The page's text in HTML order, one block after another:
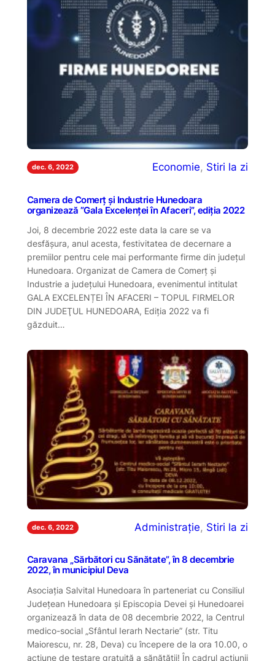
dec. 6, 2022 Economie, Stiri la zi
Camera de Comerț și Industrie Hunedoara
organizează ”Gala Excelenței în Afaceri”, ediția 2022
Joi, 8 decembrie 2022 este data la care se va
desfășura, anul acesta, festivitatea de decernare a
premiilor pentru cele mai performante firme din județul
Hunedoara. Organizat de Camera de Comerț și
Industrie a județului Hunedoara, evenimentul intitulat
GALA EXCELENȚEI ÎN AFACERI – TOPUL FIRMELOR
DIN JUDEŢUL HUNEDOARA, Ediția 2022 va fi
găzduit…
dec. 6, 2022 Administrație, Stiri la zi
Caravana „Sărbători cu Sănătate”, în 8 decembrie
2022, în municipiul Deva
Asociația Salvital Hunedoara în parteneriat cu Consiliul
Județean Hunedoara și Episcopia Devei și Hunedoarei
organizează în data de 08 decembrie 2022, la Centrul
medico-social „Sfântul Ierarh Nectarie” (str. Titu
Maiorescu, nr. 28, Deva) cu începere de la ora 10.00, o
acțiune de testare gratuită a sănătății! În cadrul acțiunii